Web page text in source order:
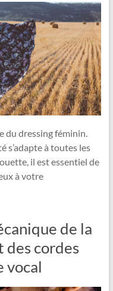
du dressing féminin.
s’adapte à toutes les
il est essentiel de
à votre
de la
cordes
vocal